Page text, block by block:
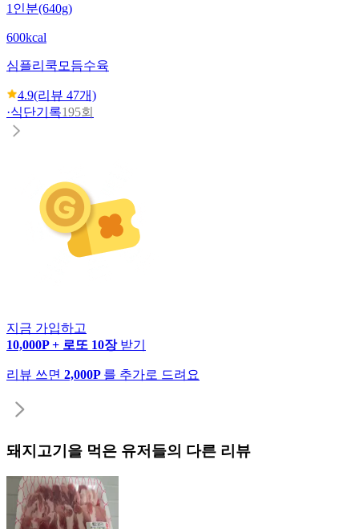
1인분(640g)
600kcal
심플리쿡 모듬수육
4.9(리뷰 47개)
·식단기록195회
지금 가입하고
10,000P + 로또 10장 받기
리뷰 쓰면 2,000P 를 추가로 드려요
돼지고기 을 먹은 유저들의 다른 리뷰